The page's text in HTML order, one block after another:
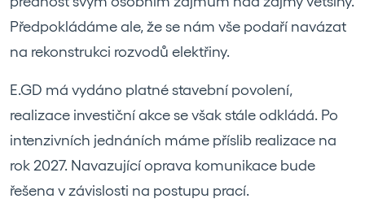
Předpokládáme ale, že se nám vše podaří navázat
na rekonstrukci rozvodů elektřiny.
E.GD má vydáno platné stavební povolení,
realizace investiční akce se však stále odkládá. Po
intenzivních jednáních máme příslib realizace na
rok 2027. Navazující oprava komunikace bude
řešena v závislosti na postupu prací.